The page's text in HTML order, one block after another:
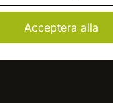
Acceptera alla